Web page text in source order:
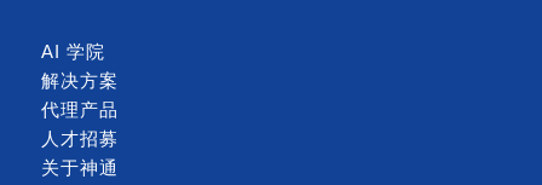
AI 学院
解决方案
代理产品
人才招募
关于神通